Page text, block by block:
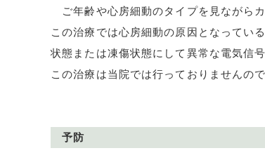
ご年齢や心房細動のタイプを見ながら
この治療では心房細動の原因となってい
状態または凍傷状態にして異常な電気信
この治療は当院では行っておりませんの
予防